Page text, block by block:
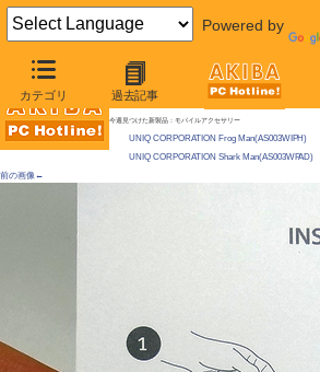
Powered by
カテゴリ 過去記事
AKIBA PC Hotline!
[拡大画像]スマホ用の「防水フィルム」登場、シュリ
今週見つけた新製品：モバイルアクセサリー
UNIQ CORPORATION Frog Man(AS003WIPH)
UNIQ CORPORATION Shark Man(AS003WPAD)
前の画像←